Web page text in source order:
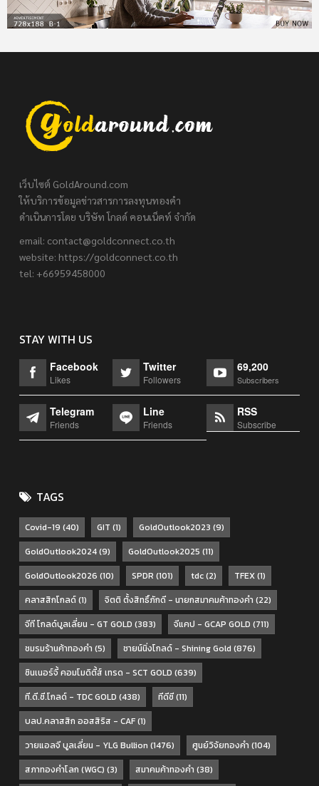
เว็บไซต์ GoldAround.com
ให้บริการข้อมูลข่าวสารการลงทุนทองคำ
ดำเนินการโดย บริษัท โกลด์ คอนเน็คท์ จำกัด
email: contact@goldconnect.co.th
website: https://goldconnect.co.th
tel: +66959458000
STAY WITH US
Facebook
Likes
Twitter
Followers
69,200
Subscribers
Telegram
Friends
Line
Friends
RSS
Subscribe
TAGS
Covid-19 (40) GIT (1) GoldOutlook2023 (9)
GoldOutlook2024(9) GoldOutlook2025 (11)
GoldOutlook2026 (10) SPDR (101) tdc(2) TFEX(1)
คลาสสิกโกลด์(1) จิตติ ตั้งสิทธิ์ภักดี - นายกสมาคมค้าทองคำ (22)
จีที โกลด์บูลเลี่ยน - GT GOLD (383) จีแคป - GCAP GOLD (711)
ชมรมร้านค้าทองคำ (5) ชายน์นิ่งโกลด์ - Shining Gold (876)
ซินเนอร์จี้ คอมโมดิตี้ส์ เทรด - SCT GOLD (639)
ที.ดี.ซี.โกลด์ - TDC GOLD (438) ทีดีซี(11)
บลป.คลาสสิก ออสสิริส - CAF(1)
วายแอลจี บูลเลี่ยน - YLG Bullion (1476) ศูนย์วิจัยทองคำ (104)
สภาทองคำโลก (WGC) (3) สมาคมค้าทองคำ (38)